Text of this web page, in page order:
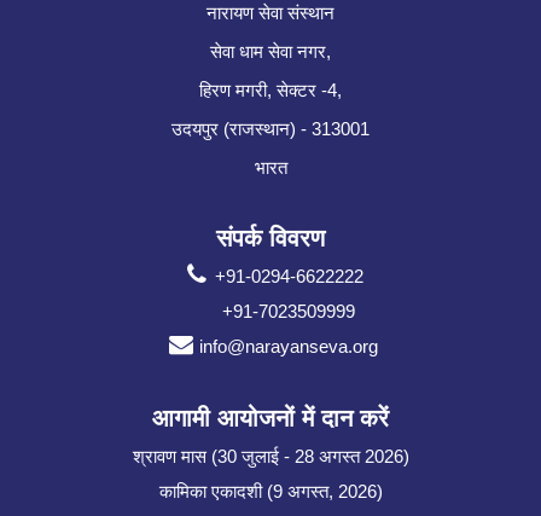
नारायण सेवा संस्थान
सेवा धाम सेवा नगर,
हिरण मगरी, सेक्टर -4,
उदयपुर (राजस्थान) - 313001
भारत
संपर्क विवरण
+91-0294-6622222
+91-7023509999
info@narayanseva.org
आगामी आयोजनों में दान करें
श्रावण मास (30 जुलाई - 28 अगस्त 2026)
कामिका एकादशी (9 अगस्त, 2026)